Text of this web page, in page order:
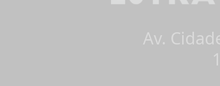
Av.